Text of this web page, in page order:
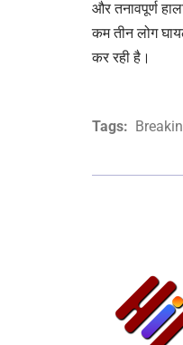
और तनावपूर्ण
कम तीन लोग
कर रही है।
Tags: